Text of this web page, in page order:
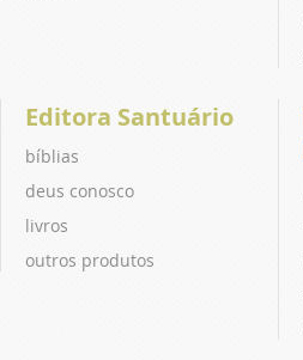
Editora Santuário
bíblias
deus conosco
livros
outros produtos